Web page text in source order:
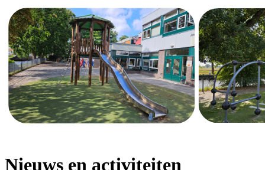
Nieuws en activiteiten